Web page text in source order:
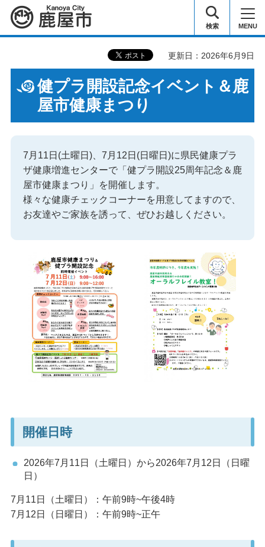
鹿屋市 検索 MENU
更新日：2026年6月9日
健プラ開設記念イベント＆鹿
屋市健康まつり
7月11日(土曜日)、7月12日(日曜日)に県民健康プラ
ザ健康増進センターで「健プラ開設25周年記念＆鹿
屋市健康まつり」を開催します。
様々な健康チェックコーナーを用意してますので、
お友達やご家族を誘って、ぜひお越しください。
開催日時
2026年7月11日（土曜日）から2026年7月12日（日曜
日）
7月11日（土曜日）：午前9時~午後4時
7月12日（日曜日）：午前9時~正午